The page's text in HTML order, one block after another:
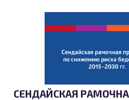
СЕНДАЙСКАЯ